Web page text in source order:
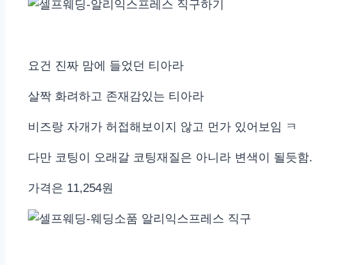
요건 진짜 맘에 들었던 티아라
살짝 화려하고 존재감있는 티아라
비즈랑 자개가 허접해보이지 않고 먼가 있어보임 ㅋ
다만 코팅이 오래갈 코팅재질은 아니라 변색이 될듯함.
가격은 11,254원